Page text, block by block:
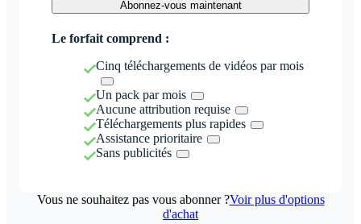
Abonnez-vous maintenant
Le forfait comprend :
Cinq téléchargements de vidéos par mois
Un pack par mois
Aucune attribution requise
Téléchargements plus rapides
Assistance prioritaire
Sans publicités
Vous ne souhaitez pas vous abonner ?Voir plus d'options
d'achat